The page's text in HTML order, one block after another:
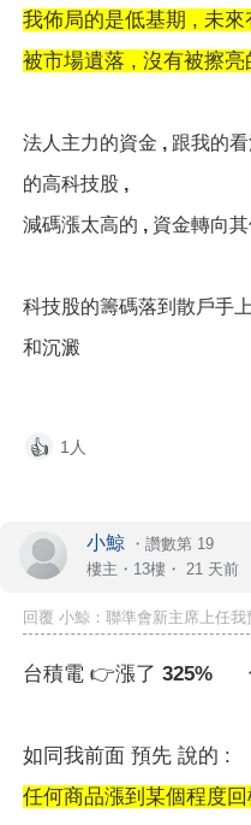
我佈局的是低基期 , 未
被市場遺落 , 沒有被擦亮
法人主力的資金 , 跟我的
的高科技股 ,
減碼漲太高的 , 資金轉向
科技股的籌碼落到散戶手
和沉澱
👍 1人
小鯨 ・ 讚數第 19
樓主 ・13樓・ 21 天前
回覆 小鯨：聯準會新主席上任
台積電 👉漲了 325%
如同我前面 預先 說的 :
任何商品漲到某個程度